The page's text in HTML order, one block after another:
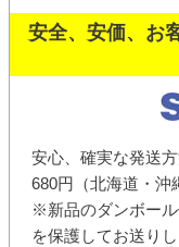
安全、安価、お
安心、確実な発送
680円（北海道・沖
※新品のダンボー
を保護してお送り